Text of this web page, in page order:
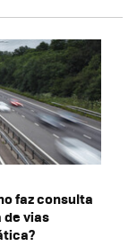
faz consulta
vias